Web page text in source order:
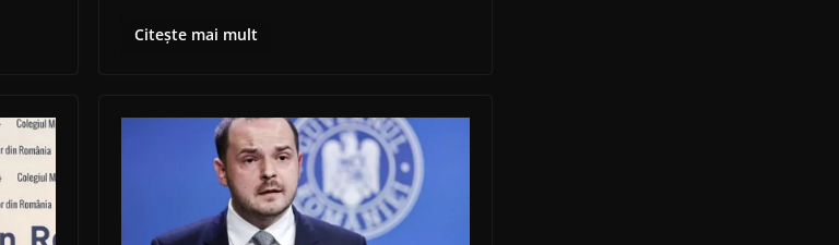
Citește mai mult